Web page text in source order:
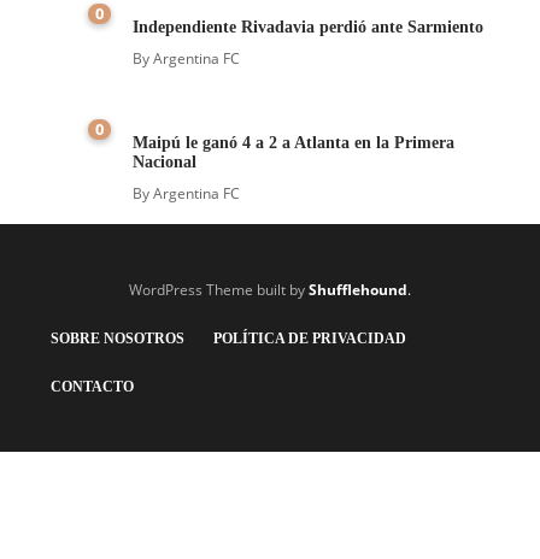
0
Independiente Rivadavia perdió ante Sarmiento
ByArgentina FC
0
Maipú le ganó 4 a 2 a Atlanta en la Primera
Nacional
ByArgentina FC
WordPress Theme built byShufflehound.
SOBRE NOSOTROS POLÍTICA DE PRIVACIDAD
CONTACTO